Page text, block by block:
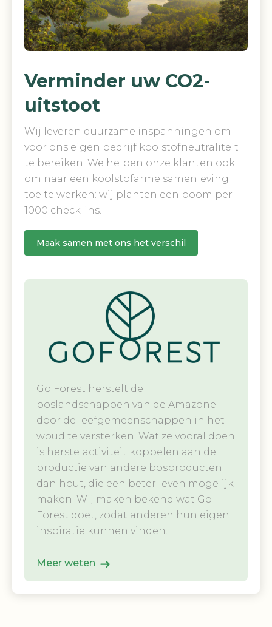
Verminder uw CO2-
uitstoot
Wij leveren duurzame inspanningen om
voor ons eigen bedrijf koolstofneutraliteit
te bereiken. We helpen onze klanten ook
om naar een koolstofarme samenleving
toe te werken: wij planten een boom per
1000 check-ins.
Maak samen met ons het verschil
Go Forest herstelt de
boslandschappen van de Amazone
door de leefgemeenschappen in het
woud te versterken. Wat ze vooral doen
is herstelactiviteit koppelen aan de
productie van andere bosproducten
dan hout, die een beter leven mogelijk
maken. Wij maken bekend wat Go
Forest doet, zodat anderen hun eigen
inspiratie kunnen vinden.
Meer weten